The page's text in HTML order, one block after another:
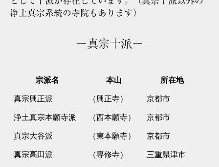
浄土真宗系統の寺院もあります）
ー真宗十派ー
宗派名 本山
所在地
真宗興正派
（興正寺）
京都市
浄土真宗本願寺派
（西本願寺）
京都市
真宗大谷派
（東本願寺）
京都市
真宗高田派
（専修寺）
三重県津市